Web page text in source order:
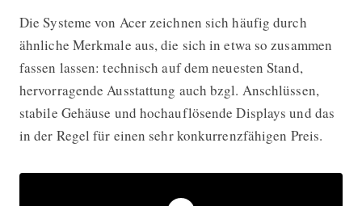
Die Systeme von Acer zeichnen sich häufig durch
ähnliche Merkmale aus, die sich in etwa so zusammen
fassen lassen: technisch auf dem neuesten Stand,
hervorragende Ausstattung auch bzgl. Anschlüssen,
stabile Gehäuse und hochauflösende Displays und das
in der Regel für einen sehr konkurrenzfähigen Preis.